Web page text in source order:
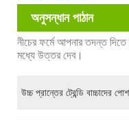
অনুসন্ধান পাঠান
নীচের ফর্মে আপনার তদন্ত দিতে
মধ্যে উত্তর দেব।